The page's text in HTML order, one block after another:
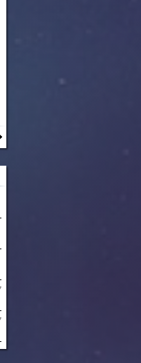
レバス/射手座☆午後九時 Don't be
レバス/射手座☆午後九時 Don't be